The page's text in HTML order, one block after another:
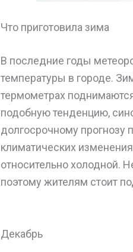
Что приготовила зима
В последние годы
температуры в городе.
термометрах
подобную тенденцию,
долгосрочному прогнозу
климатических
относительно холодной.
поэтому жителям стоит
Декабрь